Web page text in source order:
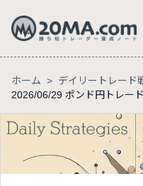
ホーム > デイリートレード
2026/06/29 ポンド円トレー